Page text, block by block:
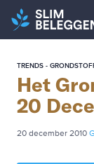
TRENDS -
Het
20
20 december 2010